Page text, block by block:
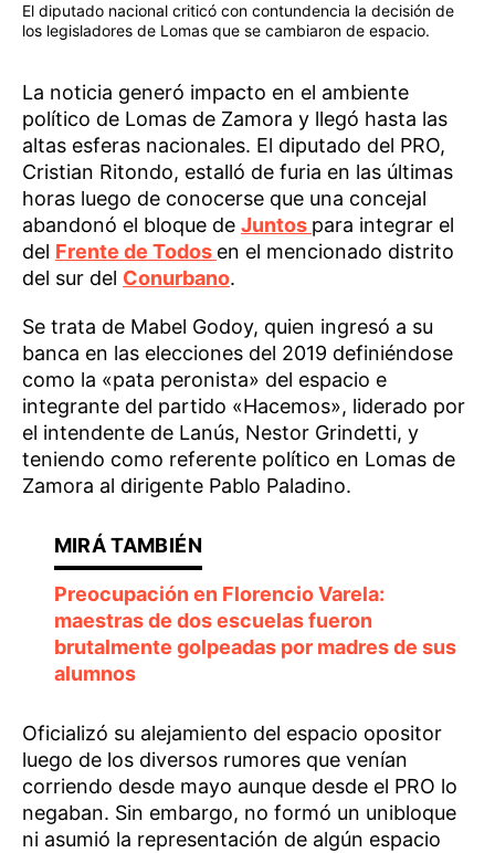
El diputado nacional criticó con contundencia la decisión de
los legisladores de Lomas que se cambiaron de espacio.
La noticia generó impacto en el ambiente
político de Lomas de Zamora y llegó hasta las
altas esferas nacionales. El diputado del PRO,
Cristian Ritondo, estalló de furia en las últimas
horas luego de conocerse que una concejal
abandonó el bloque de Juntos para integrar el
del Frente de Todos en el mencionado distrito
del sur del Conurbano.
Se trata de Mabel Godoy, quien ingresó a su
banca en las elecciones del 2019 definiéndose
como la «pata peronista» del espacio e
integrante del partido «Hacemos», liderado por
el intendente de Lanús, Nestor Grindetti, y
teniendo como referente político en Lomas de
Zamora al dirigente Pablo Paladino.
Preocupación en Florencio Varela:
maestras de dos escuelas fueron
brutalmente golpeadas por madres de sus
alumnos
Oficializó su alejamiento del espacio opositor
luego de los diversos rumores que venían
corriendo desde mayo aunque desde el PRO lo
negaban. Sin embargo, no formó un unibloque
ni asumió la representación de algún espacio